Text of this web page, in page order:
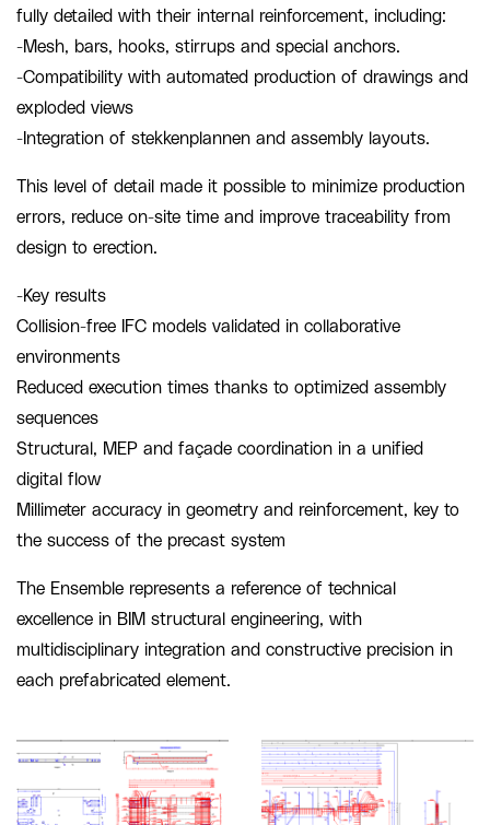
fully detailed with their internal reinforcement, including:
-Mesh, bars, hooks, stirrups and special anchors.
-Compatibility with automated production of drawings and
exploded views
-Integration of stekkenplannen and assembly layouts.
This level of detail made it possible to minimize production
errors, reduce on-site time and improve traceability from
design to erection.
-Key results
Collision-free IFC models validated in collaborative
environments
Reduced execution times thanks to optimized assembly
sequences
Structural, MEP and façade coordination in a unified
digital flow
Millimeter accuracy in geometry and reinforcement, key to
the success of the precast system
The Ensemble represents a reference of technical
excellence in BIM structural engineering, with
multidisciplinary integration and constructive precision in
each prefabricated element.